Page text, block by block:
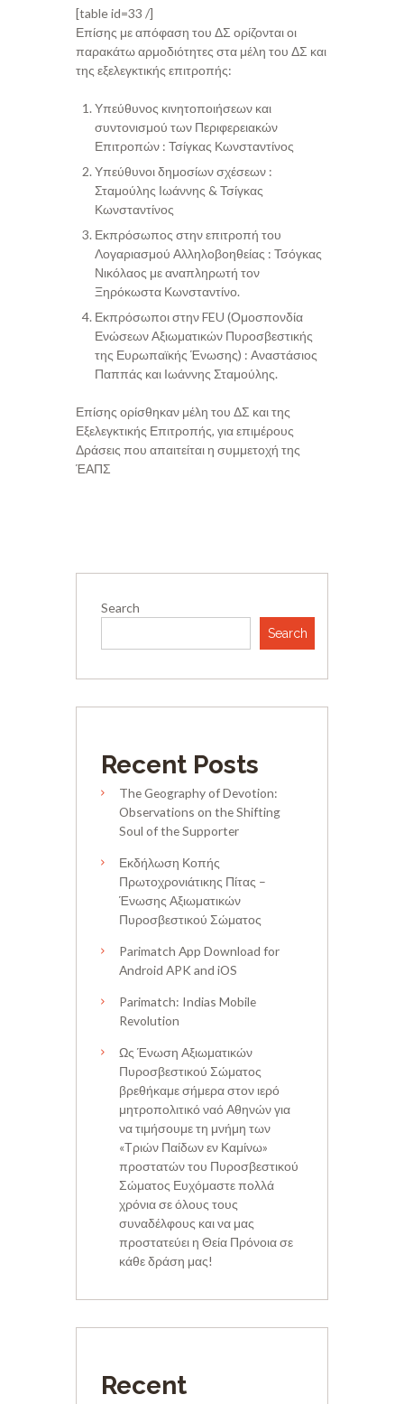
[table id=33 /]
Επίσης με απόφαση του ΔΣ ορίζονται οι
παρακάτω αρμοδιότητες στα μέλη του ΔΣ και
της εξελεγκτικής επιτροπής:
Υπεύθυνος κινητοποιήσεων και
συντονισμού των Περιφερειακών
Επιτροπών : Τσίγκας Κωνσταντίνος
Υπεύθυνοι δημοσίων σχέσεων :
Σταμούλης Ιωάννης & Τσίγκας
Κωνσταντίνος
Εκπρόσωπος στην επιτροπή του
Λογαριασμού Αλληλοβοηθείας : Τσόγκας
Νικόλαος με αναπληρωτή τον
Ξηρόκωστα Κωνσταντίνο.
Εκπρόσωποι στην FEU (Ομοσπονδία
Ενώσεων Αξιωματικών Πυροσβεστικής
της Ευρωπαϊκής Ένωσης) : Αναστάσιος
Παππάς και Ιωάννης Σταμούλης.
Επίσης ορίσθηκαν μέλη του ΔΣ και της
Εξελεγκτικής Επιτροπής, για επιμέρους
Δράσεις που απαιτείται η συμμετοχή της
ΈΑΠΣ
Search
Search
Recent Posts
The Geography of Devotion:
Observations on the Shifting
Soul of the Supporter
Εκδήλωση Κοπής
Πρωτοχρονιάτικης Πίτας –
Ένωσης Αξιωματικών
Πυροσβεστικού Σώματος
Parimatch App Download for
Android APK and iOS
Parimatch: Indias Mobile
Revolution
Ως Ένωση Αξιωματικών
Πυροσβεστικού Σώματος
βρεθήκαμε σήμερα στον ιερό
μητροπολιτικό ναό Αθηνών για
να τιμήσουμε τη μνήμη των
«Τριών Παίδων εν Καμίνω»
προστατών του Πυροσβεστικού
Σώματος Ευχόμαστε πολλά
χρόνια σε όλους τους
συναδέλφους και να μας
προστατεύει η Θεία Πρόνοια σε
κάθε δράση μας!
Recent